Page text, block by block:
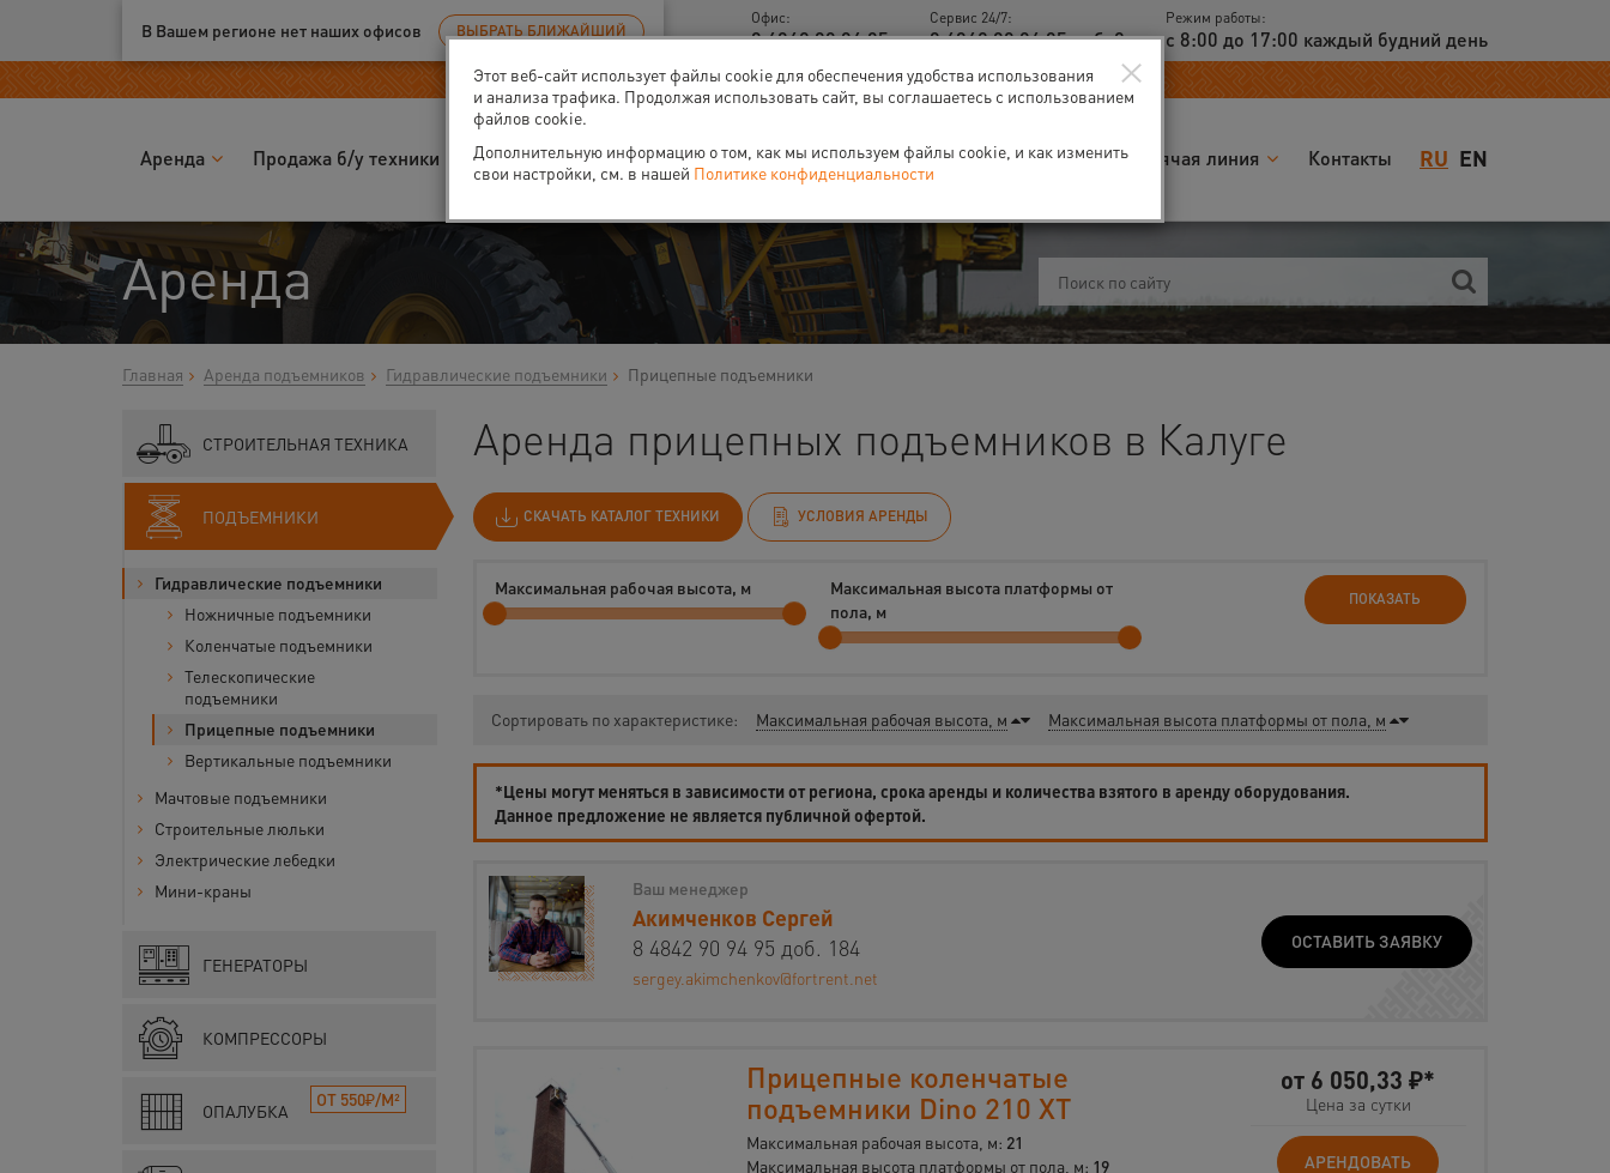
Ваш город:Калуга
В Вашем регионе нет наших офисов ВЫБРАТЬ БЛИЖАЙШИЙ
Офис:
8 4842 90 94 95
Сервис 24/7:
8 4842 90 94 95 доб. 2
Режим работы:
с 8:00 до 17:00 каждый будний день
RU EN
Аренда Продажа б/у техники Запчасти О нас События Горячая линия Контакты
Аренда
Главная Аренда подъемников Гидравлические подъемники Прицепные подъемники
СТРОИТЕЛЬНАЯ ТЕХНИКА
ПОДЪЕМНИКИ
Гидравлические подъемники
Ножничные подъемники
Коленчатые подъемники
Телескопические
подъемники
Прицепные подъемники
Вертикальные подъемники
Мачтовые подъемники
Строительные люльки
Электрические лебедки
Мини-краны
ГЕНЕРАТОРЫ
КОМПРЕССОРЫ
ОПАЛУБКА
ОТ 550₽/М²
Аренда прицепных подъемников в Калуге
СКАЧАТЬ КАТАЛОГ ТЕХНИКИ УСЛОВИЯ АРЕНДЫ
Максимальная рабочая высота, м
Максимальная высота платформы от
пола, м
ПОКАЗАТЬ
Сортировать по характеристике: Максимальная рабочая высота, м Максимальная высота платформы от пола, м
*Цены могут меняться в зависимости от региона, срока аренды и количества взятого в аренду оборудования.
Данное предложение не является публичной офертой.
Ваш менеджер
Акимченков Сергей
8 4842 90 94 95 доб. 184
sergey.akimchenkov@fortrent.net
ОСТАВИТЬ ЗАЯВКУ
Прицепные коленчатые
подъемники Dino 210 XT
Максимальная рабочая высота, м: 21
Максимальная высота платформы от пола, м: 19
от 6 050,33 ₽*
Цена за сутки
АРЕНДОВАТЬ
×
Этот веб-сайт использует файлы cookie для обеспечения удобства использования
и анализа трафика. Продолжая использовать сайт, вы соглашаетесь с использованием
файлов cookie.
Дополнительную информацию о том, как мы используем файлы cookie, и как изменить
свои настройки, см. в нашей Политике конфиденциальности